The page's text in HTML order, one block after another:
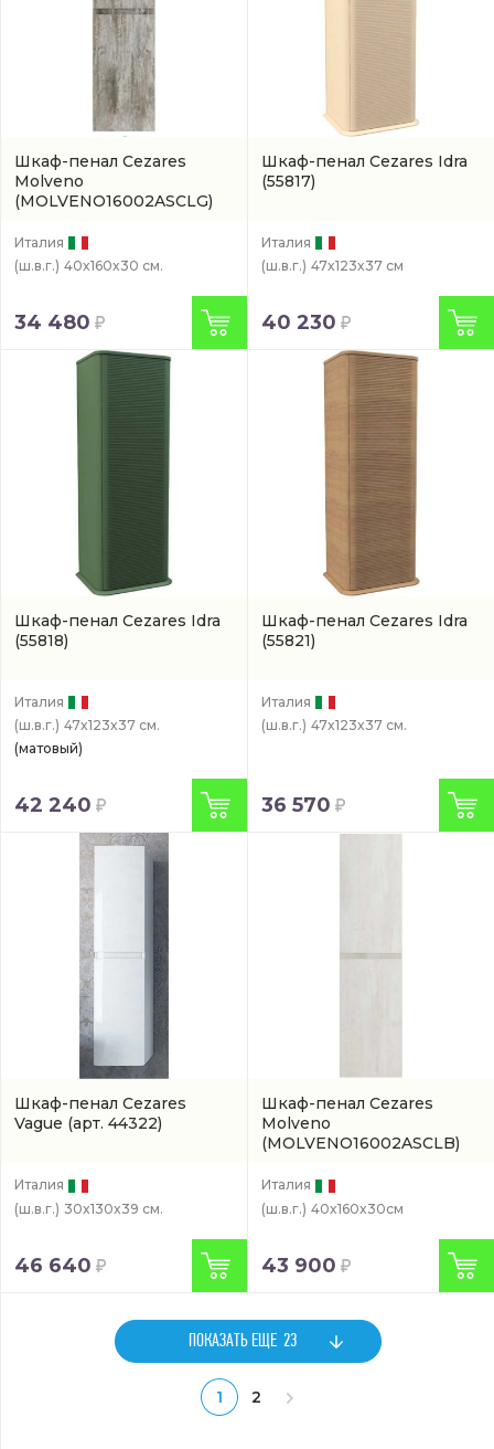
Шкаф-пенал Cezares
Molveno
(MOLVENO16002ASCLG)
Италия
(ш.в.г.) 40x160x30 см.
34 480
Шкаф-пенал Cezares Idra
(55817)
Италия
(ш.в.г.) 47x123x37 см
40 230
Шкаф-пенал Cezares Idra
(55818)
Италия
(ш.в.г.) 47x123x37 см.
(матовый)
42 240
Шкаф-пенал Cezares Idra
(55821)
Италия
(ш.в.г.) 47x123x37 см.
36 570
Шкаф-пенал Cezares
Vague (арт. 44322)
Италия
(ш.в.г.) 30x130x39 см.
46 640
Шкаф-пенал Cezares
Molveno
(MOLVENO16002ASCLB)
Италия
(ш.в.г.) 40x160x30см
43 900
ПОКАЗАТЬ ЕЩЕ 23
1 2